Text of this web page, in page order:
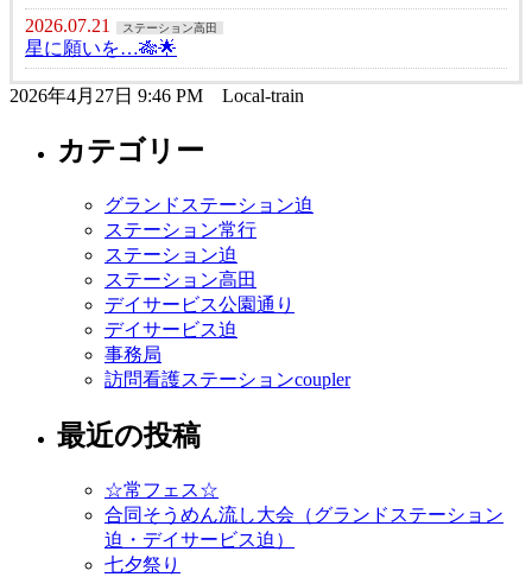
2026.07.21
ステーション高田
星に願いを…🎋🌟
2026年4月27日 9:46 PM Local-train
カテゴリー
グランドステーション迫
ステーション常行
ステーション迫
ステーション高田
デイサービス公園通り
デイサービス迫
事務局
訪問看護ステーションcoupler
最近の投稿
☆常フェス☆
合同そうめん流し大会（グランドステーション
迫・デイサービス迫）
七夕祭り